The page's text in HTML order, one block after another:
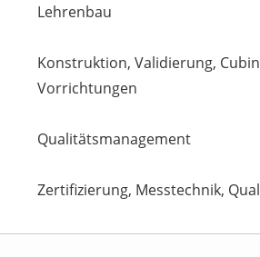
Lehrenbau
Konstruktion, Validierung,
Vorrichtungen
Qualitätsmanagement
Zertifizierung, Messtechnik,